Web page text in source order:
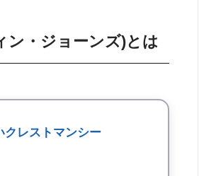
ン・ジョーンズ)とは
レストマンシー